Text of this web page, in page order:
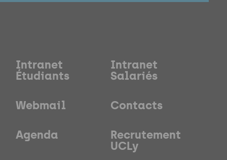
Intranet
Étudiants
Intranet
Salariés
Webmail Contacts
Agenda Recrutement
UCLy